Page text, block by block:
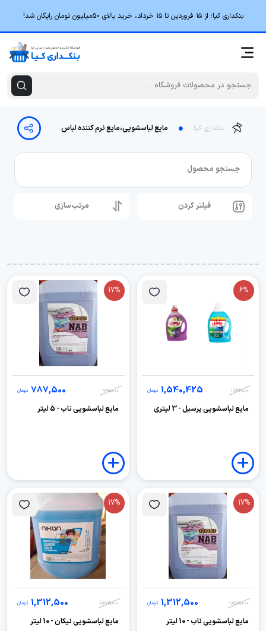
بنکداری کیا؛ از ۱۵ فروردین تا ۱۵ خرداد، خرید بالای 50میلیون تومان رایگان شد!
بنکداری کیا مایع لباسشویی،مایع نرم کننده لباس
جستجو محصول
فیلتر کردن مرتب‌سازی
6%
1,632,000
1,540,425 تومان
مایع لباسشویی پرسیل - 3 لیتری
17%
945,000
787,500 تومان
مایع لباسشویی ناب - 5 لیتر
17%
1,575,000
1,312,500 تومان
مایع لباسشویی ناب - 10 لیتر
17%
1,575,000
1,312,500 تومان
مایع لباسشویی نیکان - 10 لیتر